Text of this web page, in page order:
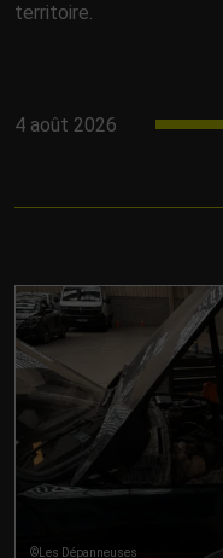
territoire.
4 août 2026
©Les Dépanneuses